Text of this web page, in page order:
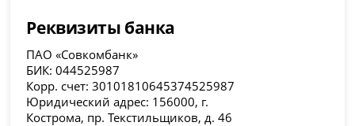
Реквизиты банка
ПАО «Совкомбанк»
БИК: 044525987
Корр. счет: 30101810645374525987
Юридический адрес: 156000, г.
Кострома, пр. Текстильщиков, д. 46